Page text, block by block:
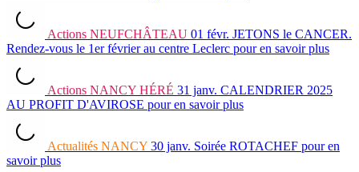
Actions NEUFCHÂTEAU 01 févr. JETONS le CANCER.
Rendez-vous le 1er février au centre Leclerc pour en savoir plus
Actions NANCY HÉRÉ 31 janv. CALENDRIER 2025
AU PROFIT D'AVIROSE pour en savoir plus
Actualités NANCY 30 janv. Soirée ROTACHEF pour en
savoir plus